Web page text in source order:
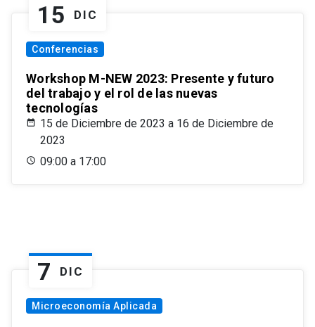
15 DIC
Conferencias
Workshop M-NEW 2023: Presente y futuro
del trabajo y el rol de las nuevas
tecnologías
15 de Diciembre de 2023 a 16 de Diciembre de
2023
09:00 a 17:00
7 DIC
Microeconomía Aplicada